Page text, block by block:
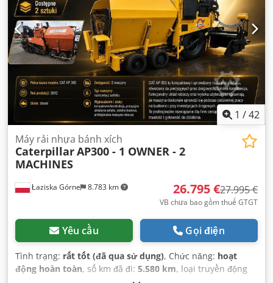
1 /42
Łaziska Górne 8.783 km
Máy rải nhựa bánh xích
CaterpillarAP300 - 1 OWNER - 2
MACHINES
26.795 €27.995 €
VB chưa bao gồm thuế GTGT
Yêu cầu Gọi điện
Tình trạng: rất tốt (đã qua sử dụng), Chức năng: hoạt
động hoàn toàn, số km đã đi: 5.580 km, loại truyền động